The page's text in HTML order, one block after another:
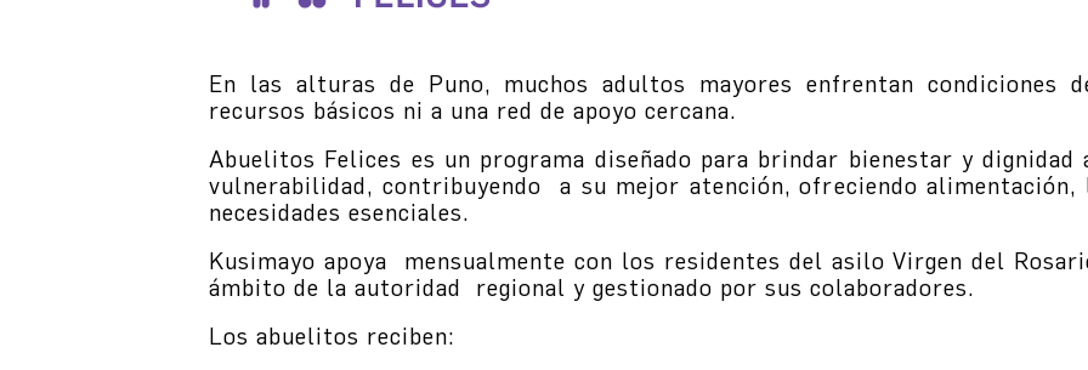
En las alturas de Puno, muchos adultos mayores enfrentan condiciones
recursos básicos ni a una red de apoyo cercana.
Abuelitos Felices es un programa diseñado para brindar bienestar y dignidad
vulnerabilidad, contribuyendo a su mejor atención, ofreciendo alimentación,
necesidades esenciales.
Kusimayo apoya mensualmente con los residentes del asilo Virgen del
ámbito de la autoridad regional y gestionado por sus colaboradores.
Los abuelitos reciben: